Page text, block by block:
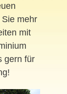
mehr
mit
gern für